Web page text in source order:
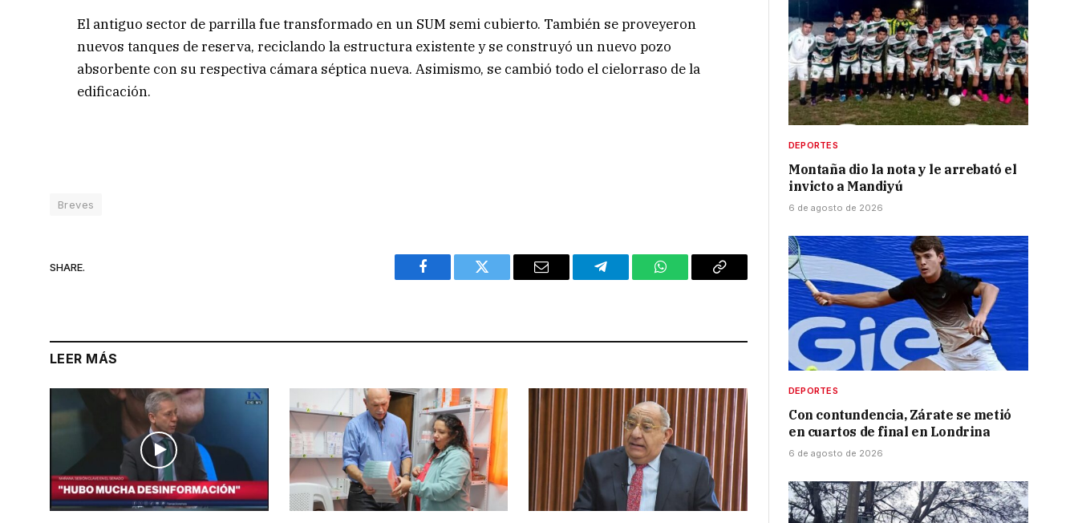
El antiguo sector de parrilla fue transformado en un SUM semi cubierto. También se proveyeron
nuevos tanques de reserva, reciclando la estructura existente y se construyó un nuevo pozo
absorbente con su respectiva cámara séptica nueva. Asimismo, se cambió todo el cielorraso de la
edificación.
Breves
SHARE.
Facebook Twitter Email Telegram WhatsAppCopy
LEER MÁS
DEPORTES
Montaña dio la nota y le arrebató el
invicto a Mandiyú
6 de agosto de 2026
DEPORTES
Con contundencia, Zárate se metió
en cuartos de final en Londrina
6 de agosto de 2026